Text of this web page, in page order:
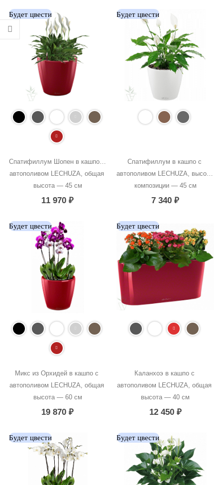
Будет цвести
Спатифиллум Шопен в кашпо с
автополивом LECHUZA, общая
высота — 45 см
11 970₽
Будет цвести
Спатифиллум в кашпо с
автополивом LECHUZA, высота
композиции — 45 см
7 340₽
Будет цвести
Микс из Орхидей в кашпо с
автополивом LECHUZA, общая
высота — 60 см
19 870₽
Будет цвести
Каланхоэ в кашпо с
автополивом LECHUZA, общая
высота — 40 см
12 450 ₽
Будет цвести Будет цвести